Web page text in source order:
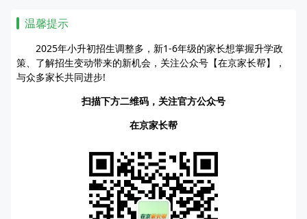
温馨提示
2025年小升初招生调整多，新1-6年级的家长想掌握升学政
策、了解招生变动带来的新机会，关注公众号【在京家长帮】，
与众多家长共同进步!
扫描下方二维码，关注官方公众号
在京家长帮